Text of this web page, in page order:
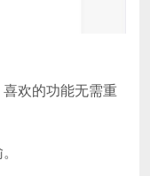
欢的功能无需重